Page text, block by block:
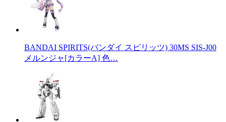
BANDAI SPIRITS(バンダイ スピリッツ) 30MS SIS-J00
メルンジャ[カラーA] 色…